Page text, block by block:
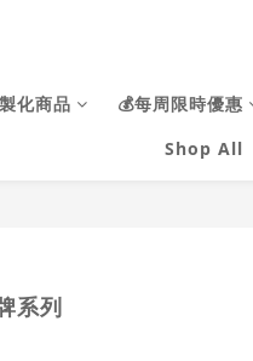
化商品 💰每周限時優惠
Shop All
系列